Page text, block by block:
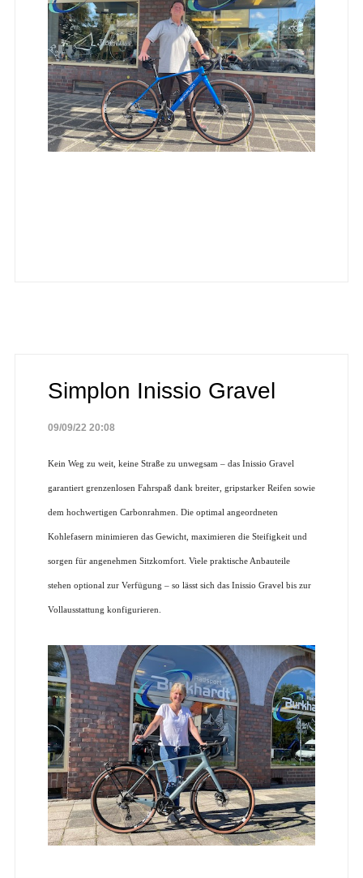
Simplon Inissio Gravel
09/09/22 20:08
Kein Weg zu weit, keine Straße zu unwegsam – das Inissio Gravel
garantiert grenzenlosen Fahrspaß dank breiter, gripstarker Reifen sowie
dem hochwertigen Carbonrahmen. Die optimal angeordneten
Kohlefasern minimieren das Gewicht, maximieren die Steifigkeit und
sorgen für angenehmen Sitzkomfort. Viele praktische Anbauteile
stehen optional zur Verfügung – so lässt sich das Inissio Gravel bis zur
Vollausstattung konfigurieren.